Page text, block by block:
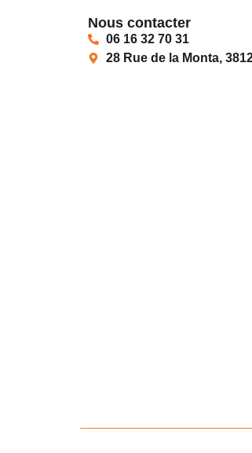
Nous contacter
06 16 32 70 31
28 Rue de la Monta,